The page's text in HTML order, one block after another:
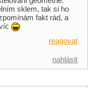
sklem, tak si ho
fakt rád, a
reagovat
nahlásit